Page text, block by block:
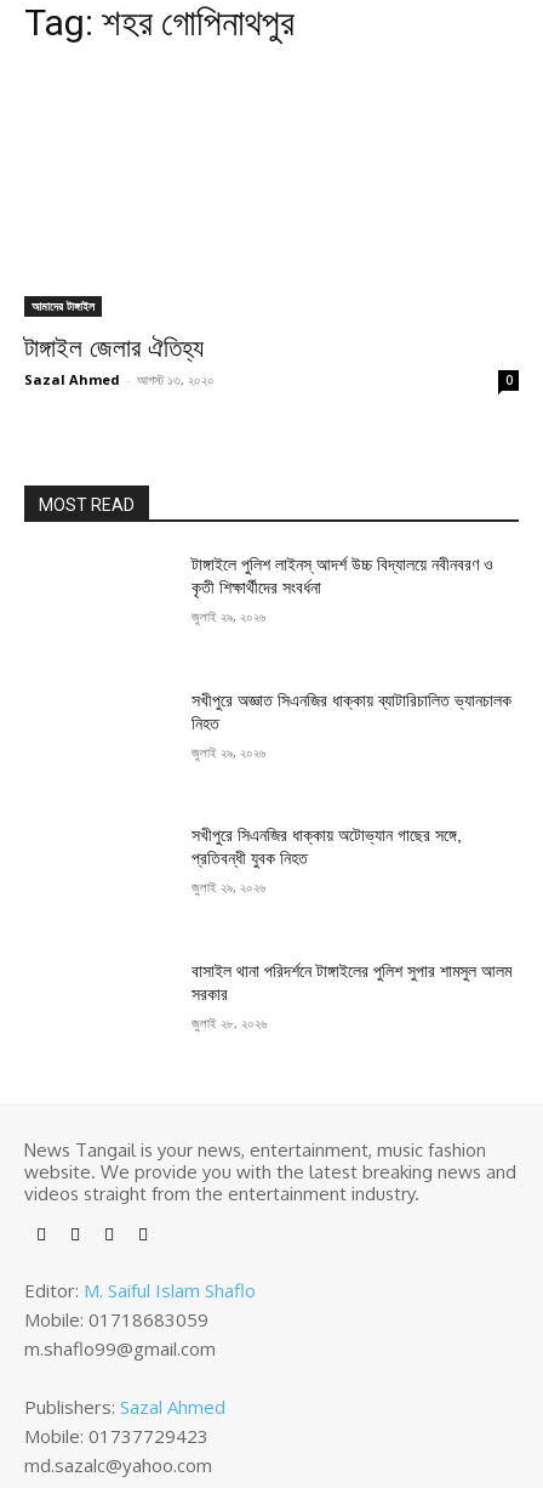
Tag: শহর গোপিনাথপুর
আমাদের টাঙ্গাইল
টাঙ্গাইল জেলার ঐতিহ্য
Sazal Ahmed - আগস্ট ১৩, ২০২০ 0
MOST READ
টাঙ্গাইলে পুলিশ লাইনস্ আদর্শ উচ্চ বিদ্যালয়ে নবীনবরণ ও
কৃতী শিক্ষার্থীদের সংবর্ধনা
জুলাই ২৯, ২০২৬
সখীপুরে অজ্ঞাত সিএনজির ধাক্কায় ব্যাটারিচালিত ভ্যানচালক
নিহত
জুলাই ২৯, ২০২৬
সখীপুরে সিএনজির ধাক্কায় অটোভ্যান গাছের সঙ্গে,
প্রতিবন্ধী যুবক নিহত
জুলাই ২৯, ২০২৬
বাসাইল থানা পরিদর্শনে টাঙ্গাইলের পুলিশ সুপার শামসুল আলম
সরকার
জুলাই ২৮, ২০২৬
News Tangail is your news, entertainment, music fashion
website. We provide you with the latest breaking news and
videos straight from the entertainment industry.
Editor: M. Saiful Islam Shaflo
Mobile: 01718683059
m.shaflo99@gmail.com
Publishers: Sazal Ahmed
Mobile: 01737729423
md.sazalc@yahoo.com